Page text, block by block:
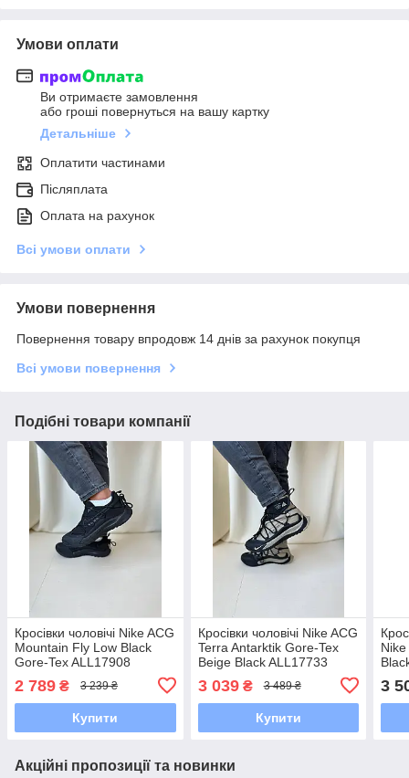
Умови оплати
Ви отримаєте замовлення
або гроші повернуться на вашу картку
Детальніше
Оплатити частинами
Післяплата
Оплата на рахунок
Всі умови оплати
Умови повернення
Повернення товару впродовж 14 днів за рахунок покупця
Всі умови повернення
Подібні товари компанії
Кросівки чоловічі Nike ACG
Mountain Fly Low Black
Gore-Tex ALL17908
2 789 ₴ 3 239 ₴
Купити
Кросівки чоловічі Nike ACG
Terra Antarktik Gore-Tex
Beige Black ALL17733
3 039₴ 3 489 ₴
Купити
3
Акційні пропозиції та новинки